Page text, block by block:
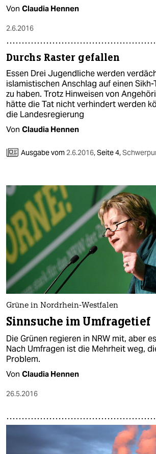
Von Claudia Hennen
2.6.2016
Durchs Raster gefallen
Essen Drei Jugendliche werden
islamistischen Anschlag auf einen
zu haben. Trotz Hinweisen von
hätte die Tat nicht verhindert werden
die Landesregierung
Von Claudia Hennen
Ausgabe vom 2.6.2016,Seite 4,
Grüne in Nordrhein-Westfalen
Sinnsuche im Umfragetief
Die Grünen regieren in NRW mit, aber
Nach Umfragen ist die Mehrheit weg,
Problem.
Von Claudia Hennen
26.5.2016